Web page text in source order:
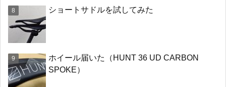
ショートサドルを試してみた
ホイール届いた（HUNT 36 UD CARBON
SPOKE）